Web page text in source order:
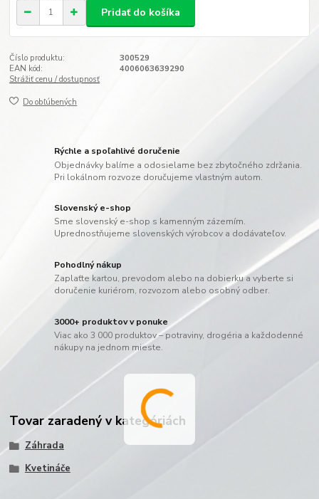
Pridať do košíka
Číslo produktu:
300529
EAN kód:
4006063639290
Strážiť cenu / dostupnosť
Do obľúbených
Rýchle a spoľahlivé doručenie
Objednávky balíme a odosielame bez zbytočného zdržania.
Pri lokálnom rozvoze doručujeme vlastným autom.
Slovenský e-shop
Sme slovenský e-shop s kamenným zázemím.
Uprednostňujeme slovenských výrobcov a dodávateľov.
Pohodlný nákup
Zaplaťte kartou, prevodom alebo na dobierku a vyberte si
doručenie kuriérom, rozvozom alebo osobný odber.
3000+ produktov v ponuke
Viac ako 3 000 produktov – potraviny, drogéria a každodenné
nákupy na jednom mieste.
Tovar zaradený v kategóriách
Záhrada
Kvetináče